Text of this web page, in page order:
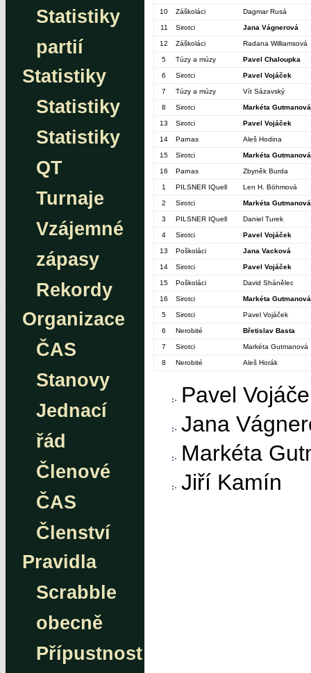
Statistiky
partií
Statistiky
Statistiky
Statistiky
QT
Turnaje
Vzájemné
zápasy
Rekordy
Organizace
ČAS
Stanovy
Jednací
řád
Členové
ČAS
Členství
Pravidla
Scrabble
obecně
Přípustnost
10 Záškoláci Dagmar Rusá
11 Sirotci Jana Vágnerová
12 Záškoláci Radana Williamsová
5 Túzy a múzy Pavel Chaloupka
6 Sirotci Pavel Vojáček
7 Túzy a múzy Vít Sázavský
8 Sirotci Markéta Gutmanová
13 Sirotci Pavel Vojáček
14 Parnas Aleš Hodina
15 Sirotci Markéta Gutmanová
16 Parnas Zbyněk Burda
1 PILSNER IQuell Len H. Böhmová
2 Sirotci Markéta Gutmanová
3 PILSNER IQuell Daniel Turek
4 Sirotci Pavel Vojáček
13 Poškoláci Jana Vacková
14 Sirotci Pavel Vojáček
15 Poškoláci David Shánělec
16 Sirotci Markéta Gutmanová
5 Sirotci Pavel Vojáček
6 Nerobité Břetislav Basta
7 Sirotci Markéta Gutmanová
8 Nerobité Aleš Horák
Pavel
Jana
Markéta
Jiří Kamín